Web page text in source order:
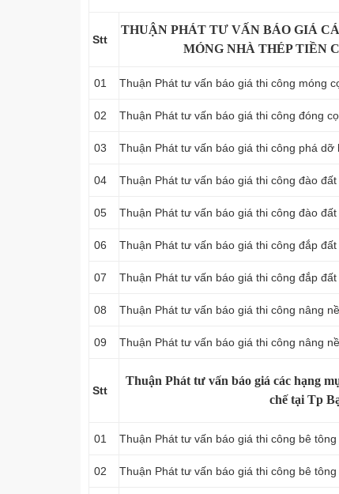
Stt
THUẬN PHÁT TƯ VẤN BÁO GIÁ
MÓNG NHÀ THÉP TIỀN
01 Thuận Phát tư vấn báo giá thi công móng
02 Thuận Phát tư vấn báo giá thi công đóng
03 Thuận Phát tư vấn báo giá thi công phá dỡ
04 Thuận Phát tư vấn báo giá thi công đào
05 Thuận Phát tư vấn báo giá thi công đào
06 Thuận Phát tư vấn báo giá thi công đắp
07 Thuận Phát tư vấn báo giá thi công đắp
08 Thuận Phát tư vấn báo giá thi công nâng
09 Thuận Phát tư vấn báo giá thi công nâng
Stt
Thuận Phát tư vấn báo giá các hạng
chế tại Tp
01 Thuận Phát tư vấn báo giá thi công bê
02 Thuận Phát tư vấn báo giá thi công bê